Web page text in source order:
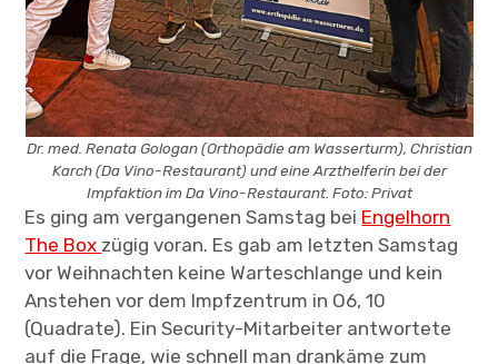
Dr. med. Renata Gologan (Orthopädie am Wasserturm), Christian
Karch (Da Vino-Restaurant) und eine Arzthelferin bei der
Impfaktion im Da Vino-Restaurant. Foto: Privat
Es ging am vergangenen Samstag bei Engelhorn
The Box zügig voran. Es gab am letzten Samstag
vor Weihnachten keine Warteschlange und kein
Anstehen vor dem Impfzentrum in O6, 10
(Quadrate). Ein Security-Mitarbeiter antwortete
auf die Frage, wie schnell man drankäme zum